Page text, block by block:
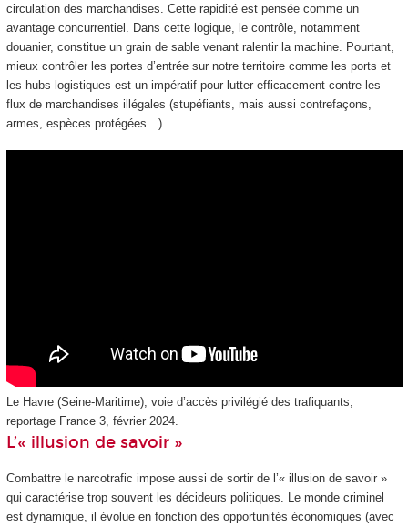
circulation des marchandises. Cette rapidité est pensée comme un
avantage concurrentiel. Dans cette logique, le contrôle, notamment
douanier, constitue un grain de sable venant ralentir la machine. Pourtant,
mieux contrôler les portes d’entrée sur notre territoire comme les ports et
les hubs logistiques est un impératif pour lutter efficacement contre les
flux de marchandises illégales (stupéfiants, mais aussi contrefaçons,
armes, espèces protégées…).
Le Havre (Seine-Maritime), voie d’accès privilégié des trafiquants,
reportage France 3, février 2024.
L’« illusion de savoir »
Combattre le narcotrafic impose aussi de sortir de l’« illusion de savoir »
qui caractérise trop souvent les décideurs politiques. Le monde criminel
est dynamique, il évolue en fonction des opportunités économiques (avec